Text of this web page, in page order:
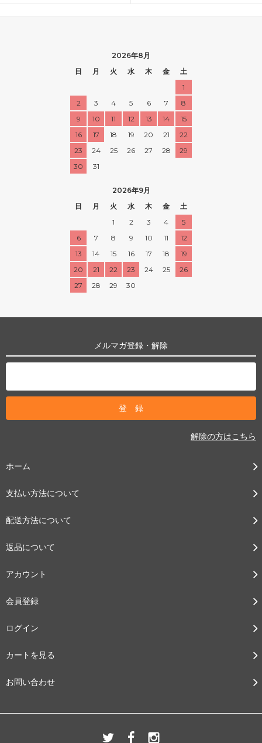
2026年8月
日
月 火 水 木 金
土
1
2
3 4 5 6 7
8
9
10 11 12 13 14
15
16
17 18 19 20 21
22
23
24 25 26 27 28
29
30
31
2026年9月
日
月 火 水 木 金
土
1
2 3 4
5
6
7 8 9 10 11
12
13
14 15 16 17 18
19
20
21 22 23 24 25
26
27
28 29 30
メルマガ登録・解除
解除の方はこちら
ホーム
支払い方法について
配送方法について
返品について
アカウント
会員登録
ログイン
カートを見る
お問い合わせ